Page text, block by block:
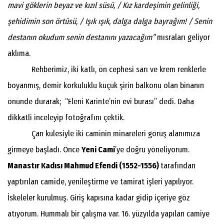
mavi göklerin beyaz ve kızıl süsü, / Kız kardeşimin gelinliği,
şehidimin son örtüsü, / Işık ışık, dalga dalga bayrağım! / Senin
destanın okudum senin destanını yazacağım”mısraları geliyor
aklıma.
Rehberimiz, iki katlı, ön cephesi sarı ve krem renklerle
boyanmış, demir korkuluklu küçük şirin balkonu olan binanın
önünde durarak; “Eleni Karinte’nin evi burası” dedi. Daha
dikkatli inceleyip fotoğrafını çektik.
Çan kulesiyle iki caminin minareleri görüş alanımıza
girmeye başladı. Önce Yeni Cami’ye doğru yöneliyorum.
Manastır Kadısı Mahmud Efendi (1552-1556) tarafından
yaptırılan camide, yenileştirme ve tamirat işleri yapılıyor.
İskeleler kurulmuş. Giriş kapısına kadar gidip içeriye göz
atıyorum. Hummalı bir çalışma var. 16. yüzyılda yapılan camiye